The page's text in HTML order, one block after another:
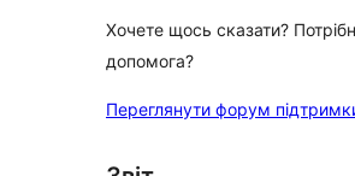
Хочете щось сказати?
допомога?
Переглянути форум